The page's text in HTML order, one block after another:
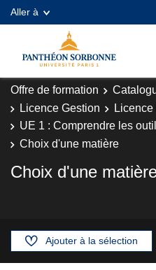
Aller à
Offre de formation
Licence Gestion
UE 1 : Comprendre les
Choix d'une matière
Choix d'une
Ajouter à la sélection